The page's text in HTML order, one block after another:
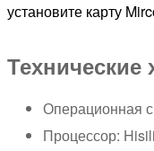
установите карту
Технические
Операционная
Процессор: